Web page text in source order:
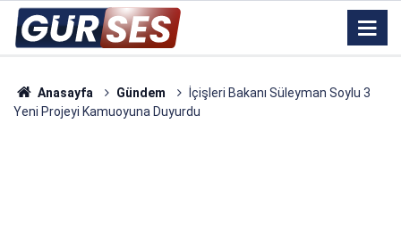
Anasayfa Gündem
İçişleri Bakanı Süleyman Soylu 3
Yeni Projeyi Kamuoyuna Duyurdu